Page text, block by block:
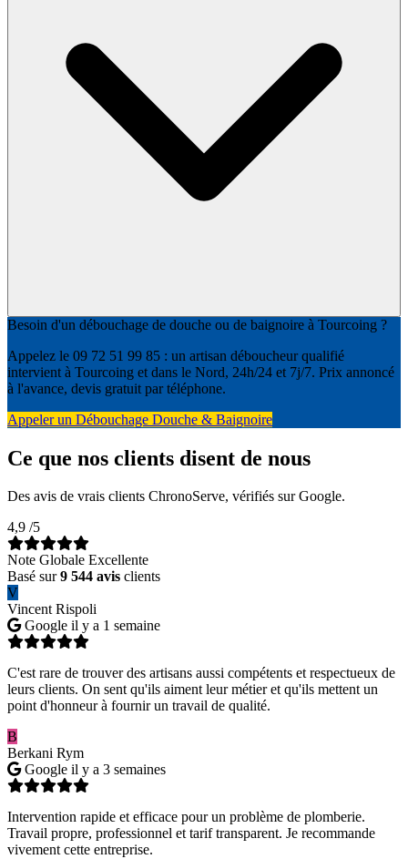
Besoin d'un débouchage de douche ou de baignoire à Tourcoing ?
Appelez le 09 72 51 99 85 : un artisan déboucheur qualifié
intervient à Tourcoing et dans le Nord, 24h/24 et 7j/7. Prix annoncé
à l'avance, devis gratuit par téléphone.
Appeler un Débouchage Douche & Baignoire
Ce que nos clients disent de nous
Des avis de vrais clients ChronoServe, vérifiés sur Google.
4,9 /5
Note Globale Excellente
Basé sur9 544 avis clients
V
Vincent Rispoli
Google il y a 1 semaine
C'est rare de trouver des artisans aussi compétents et respectueux de
leurs clients. On sent qu'ils aiment leur métier et qu'ils mettent un
point d'honneur à fournir un travail de qualité.
B
Berkani Rym
Google il y a 3 semaines
Intervention rapide et efficace pour un problème de plomberie.
Travail propre, professionnel et tarif transparent. Je recommande
vivement cette entreprise.